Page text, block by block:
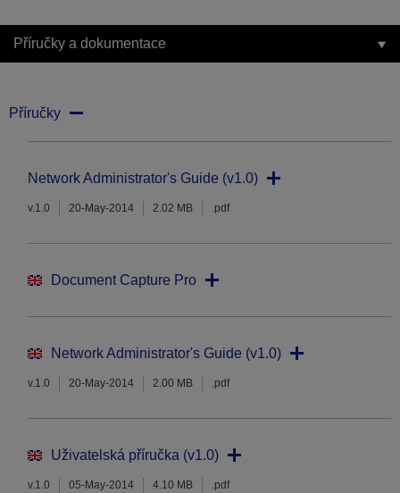
Příručky a dokumentace
Příručky
Network Administrator's Guide (v1.0)
v.1.0 20-May-2014 2.02 MB .pdf
Document Capture Pro
Network Administrator's Guide (v1.0)
v.1.0 20-May-2014 2.00 MB .pdf
Uživatelská příručka (v1.0)
v.1.0 05-May-2014 4.10 MB .pdf